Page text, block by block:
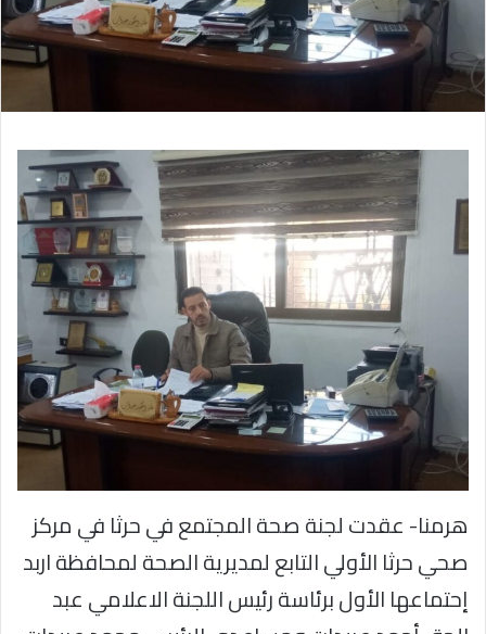
هرمنا- عقدت لجنة صحة المجتمع في حرثا في مركز
صحي حرثا الأولي التابع لمديرية الصحة لمحافظة اربد
إحتماعها الأول برئاسة رئيس اللجنة الاعلامي عبد